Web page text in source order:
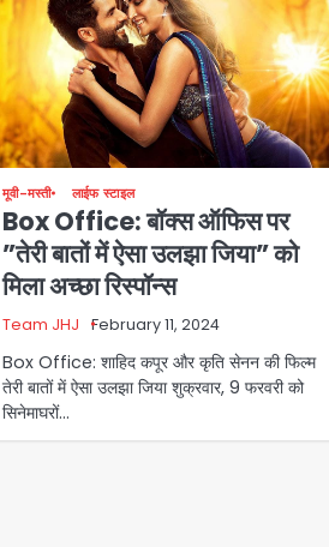
मूवी-मस्ती लाईफ स्टाइल
Box Office: बॉक्स ऑफिस पर
”तेरी बातों में ऐसा उलझा जिया” को
मिला अच्छा रिस्पॉन्स
Team JHJ February 11, 2024
Box Office: शाहिद कपूर और कृति सेनन की फिल्म
तेरी बातों में ऐसा उलझा जिया शुक्रवार, 9 फरवरी को
सिनेमाघरों…